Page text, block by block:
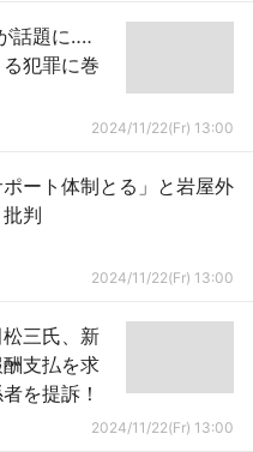
話題に‥‥
犯罪に巻
2024/11/22(Fr) 13:00
ート体制とる」と岩屋外
判
2024/11/22(Fr) 13:00
三氏、新
支払を求
を提訴！
2024/11/22(Fr) 13:00